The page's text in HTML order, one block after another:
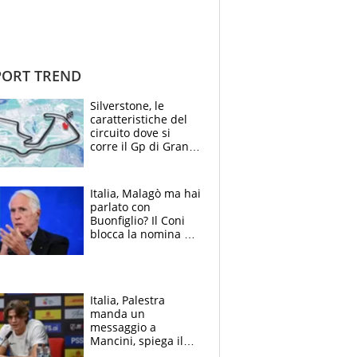
TREND
Silverstone, le
caratteristiche del
circuito dove si
corre il Gp di Gran
Italia, Malagò ma hai
parlato con
Buonfiglio? Il Coni
blocca la nomina di
Italia, Palestra
manda un
messaggio a
Mancini, spiega il